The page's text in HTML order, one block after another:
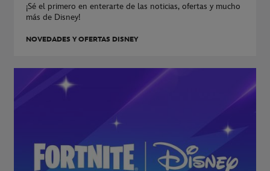
¡Sé el primero en enterarte de las noticias, ofertas y mucho
más de Disney!
NOVEDADES Y OFERTAS DISNEY